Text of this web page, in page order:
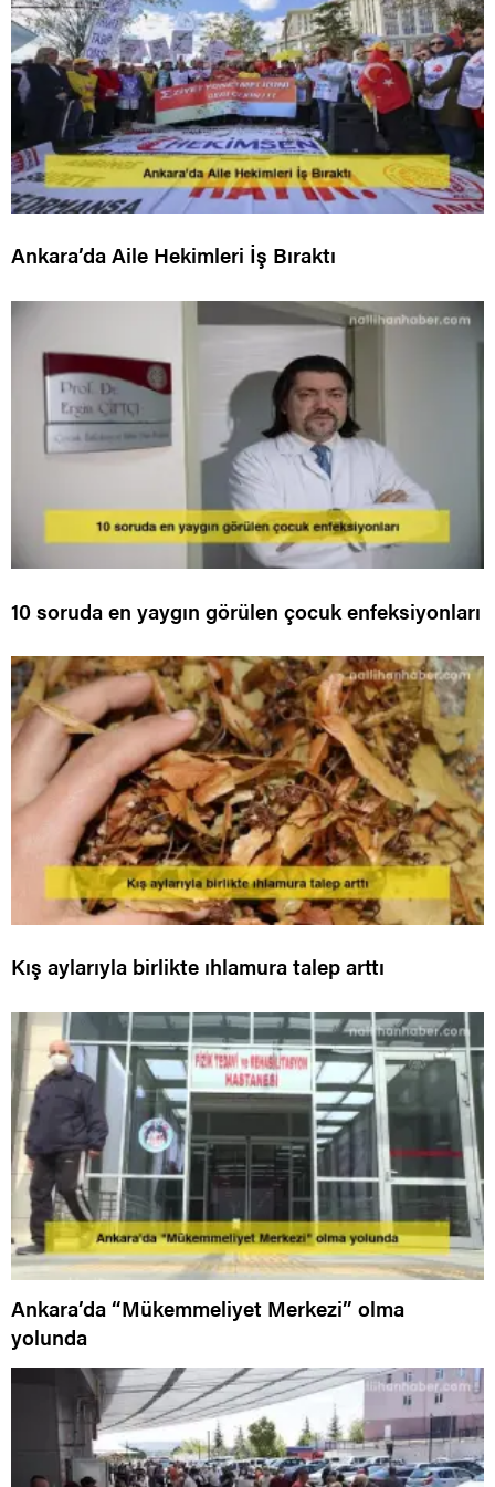
Ankara’da Aile Hekimleri İş Bıraktı
10 soruda en yaygın görülen çocuk enfeksiyonları
Kış aylarıyla birlikte ıhlamura talep arttı
Ankara’da “Mükemmeliyet Merkezi” olma
yolunda